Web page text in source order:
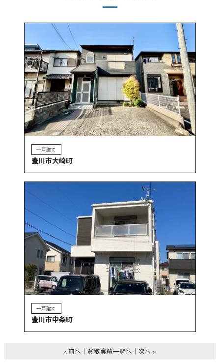
一戸建て
豊川市大崎町
一戸建て
豊川市中条町
前へ 買取実績一覧へ 次へ